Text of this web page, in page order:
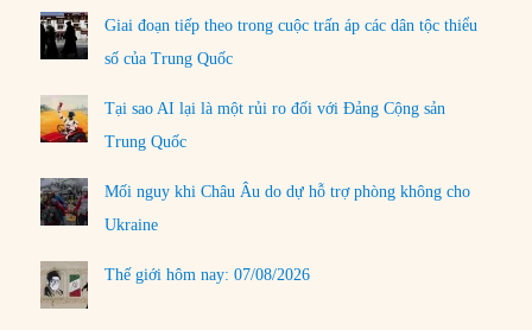
Giai đoạn tiếp theo trong cuộc trấn áp các dân tộc thiểu
số của Trung Quốc
Tại sao AI lại là một rủi ro đối với Đảng Cộng sản
Trung Quốc
Mối nguy khi Châu Âu do dự hỗ trợ phòng không cho
Ukraine
Thế giới hôm nay: 07/08/2026